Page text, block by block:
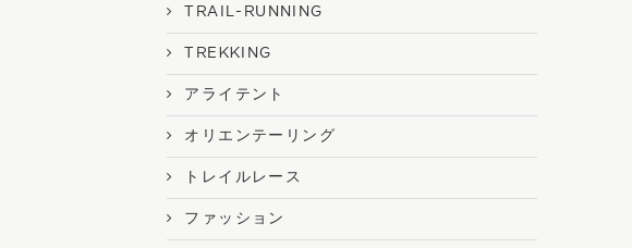
TRAIL-RUNNING
TREKKING
アライテント
オリエンテーリング
トレイルレース
ファッション